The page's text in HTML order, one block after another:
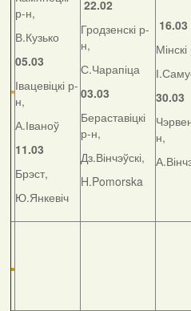
р-н,
В.Кузько
05.03
Івацевіцкі р-
н,
А.Іваноў
11.03
Брэст,
Ю.Янкевіч
22.02
Гродзенскі р-
н,
С.Чарапіца
03.03
Бераставіцкі
р-н,
Дз.Вінчэўскі,
H.Pomorska
16.03
30.03
н,